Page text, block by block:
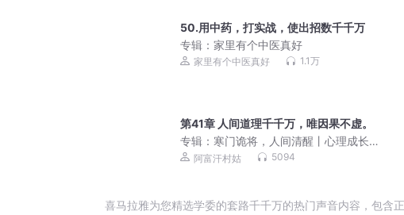
50.用中药，打实战，使出招数千千万
专辑： 家里有个中医真好
家里有个中医真好 1.1万
第41章 人间道理千千万，唯因果不虚。
专辑： 寒门诡将，人间清醒丨心理成长
丨知识 人文国学
阿富汗村姑 5094
喜马拉雅为您精选学委的套路千千万的热门声音内容，包含